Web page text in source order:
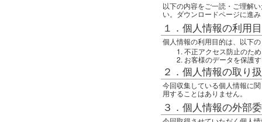
以下の内容をご一読・ご理解
い。ダウンロードページに進
１．個人情報の利用
個人情報の利用目的は、以下
不正アクセス防止のため
お客様のデータを保護
２．個人情報の取り
今回収集している個人情報に
用することはありません。
３．個人情報の外部